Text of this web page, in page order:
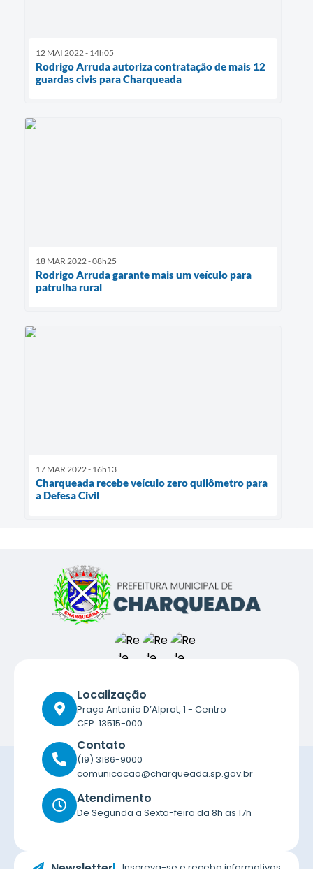
12 MAI 2022 - 14h05
Rodrigo Arruda autoriza contratação de mais 12
guardas civis para Charqueada
18 MAR 2022 - 08h25
Rodrigo Arruda garante mais um veículo para
patrulha rural
17 MAR 2022 - 16h13
Charqueada recebe veículo zero quilômetro para
a Defesa Civil
Localização
Praça Antonio D’Alprat, 1 - Centro
CEP: 13515-000
Contato
(19) 3186-9000
comunicacao@charqueada.sp.gov.br
Atendimento
De Segunda a Sexta-feira da 8h as 17h